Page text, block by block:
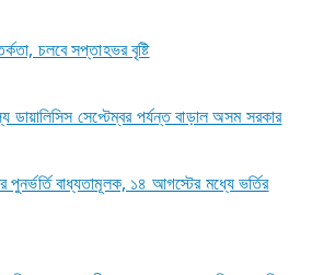
চলবে সপ্তাহভর বৃষ্টি
ডায়ালিসিস সেপ্টেম্বর পর্যন্ত বাড়াল অসম সরকার
বাধ্যতামূলক, ১৪ আগস্টের মধ্যে ভর্তির